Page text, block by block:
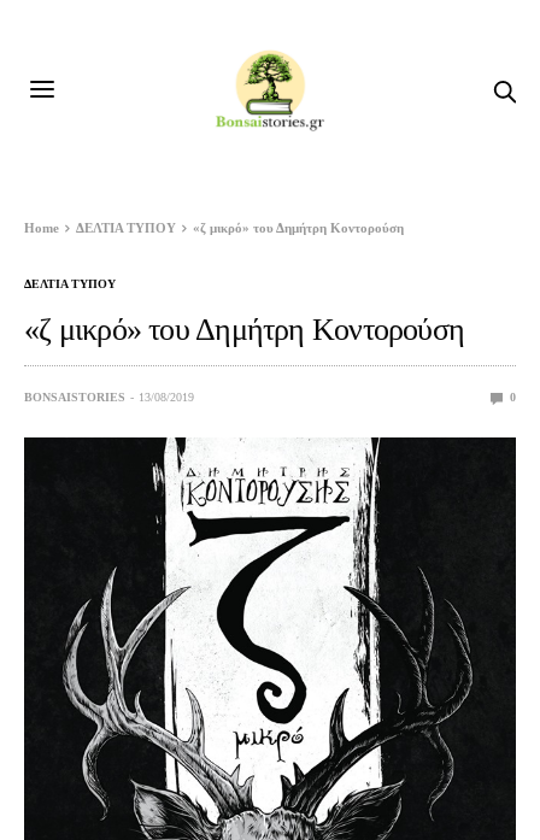
Home ΔΕΛΤΙΑ ΤΥΠΟΥ «ζ μικρό» του Δημήτρη Κοντορούση
ΔΕΛΤΙΑ ΤΥΠΟΥ
«ζ μικρό» του Δημήτρη Κοντορούση
BONSAISTORIES 13/08/2019 0